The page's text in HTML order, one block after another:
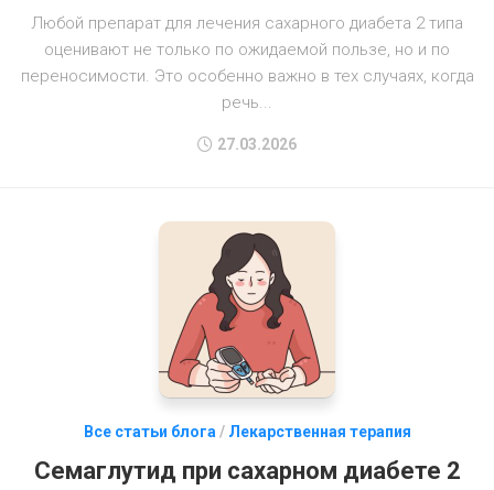
Любой препарат для лечения сахарного диабета 2 типа
оценивают не только по ожидаемой пользе, но и по
переносимости. Это особенно важно в тех случаях, когда
речь...
27.03.2026
Все статьи блога / Лекарственная терапия
Семаглутид при сахарном диабете 2